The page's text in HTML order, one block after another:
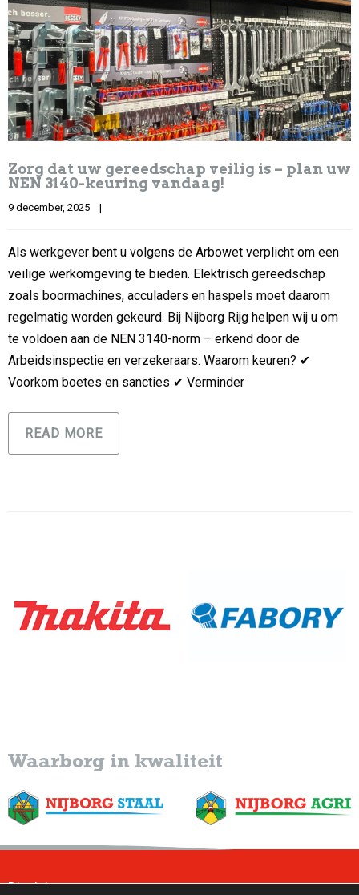
Zorg dat uw gereedschap veilig is – plan uw
NEN 3140-keuring vandaag!
9 december, 2025 |
Als werkgever bent u volgens de Arbowet verplicht om een
veilige werkomgeving te bieden. Elektrisch gereedschap
zoals boormachines, acculaders en haspels moet daarom
regelmatig worden gekeurd. Bij Nijborg Rijg helpen wij u om
te voldoen aan de NEN 3140-norm – erkend door de
Arbeidsinspectie en verzekeraars. Waarom keuren? ✔
Voorkom boetes en sancties ✔ Verminder
READ MORE
Waarborg in kwaliteit
Disclaimer